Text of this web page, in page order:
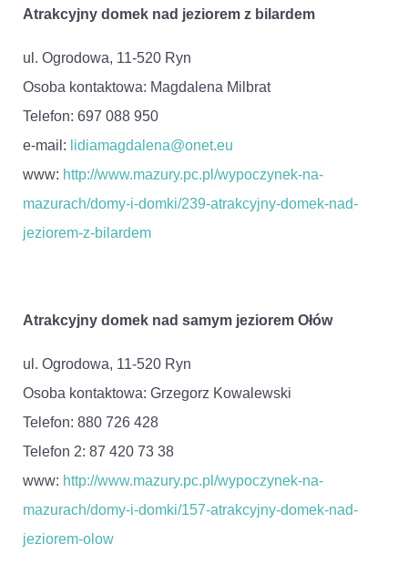
Atrakcyjny domek nad jeziorem z bilardem
ul. Ogrodowa, 11-520 Ryn
Osoba kontaktowa: Magdalena Milbrat
Telefon: 697 088 950
e-mail: lidiamagdalena@onet.eu
www: http://www.mazury.pc.pl/wypoczynek-na-
mazurach/domy-i-domki/239-atrakcyjny-domek-nad-
jeziorem-z-bilardem
Atrakcyjny domek nad samym jeziorem Ołów
ul. Ogrodowa, 11-520 Ryn
Osoba kontaktowa: Grzegorz Kowalewski
Telefon: 880 726 428
Telefon 2: 87 420 73 38
www: http://www.mazury.pc.pl/wypoczynek-na-
mazurach/domy-i-domki/157-atrakcyjny-domek-nad-
jeziorem-olow